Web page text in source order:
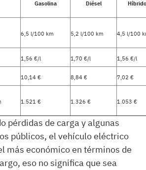
Gasolina Diésel
6,5 l/100 km 5,2 l/100 km 4,5 l/100
1,56 €/l 1,70 €/l 1,56 €/l
10,14 € 8,84 € 7,02 €
1.521 € 1.326 € 1.053 €
pérdidas de carga y algunas
públicos, el vehículo eléctrico
más económico en términos de
eso no significa que sea